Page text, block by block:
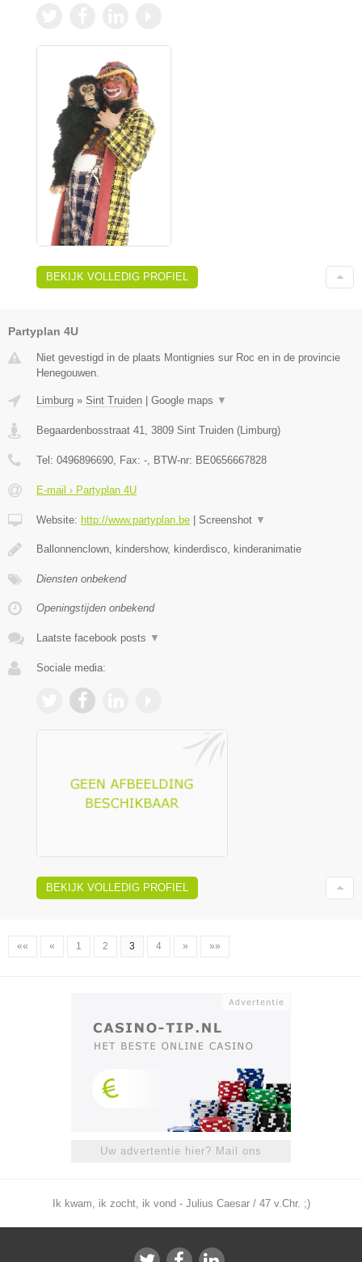
BEKIJK VOLLEDIG PROFIEL
Partyplan 4U
Niet gevestigd in de plaats Montignies sur Roc en in de provincie
Henegouwen.
Limburg » Sint Truiden | Google maps ▼
Begaardenbosstraat 41 3809 Sint Truiden (Limburg)
Tel: 0496896690 , Fax: - , BTW-nr: BE0656667828
E-mail › Partyplan 4U
Website: http://www.partyplan.be | Screenshot ▼
Ballonnenclown, kindershow, kinderdisco, kinderanimatie
Diensten onbekend
Openingstijden onbekend
Laatste facebook posts ▼
Sociale media:
BEKIJK VOLLEDIG PROFIEL
«« « 1 2 3 4 » »»
Uw advertentie hier? Mail ons
Ik kwam, ik zocht, ik vond - Julius Caesar / 47 v.Chr. ;)